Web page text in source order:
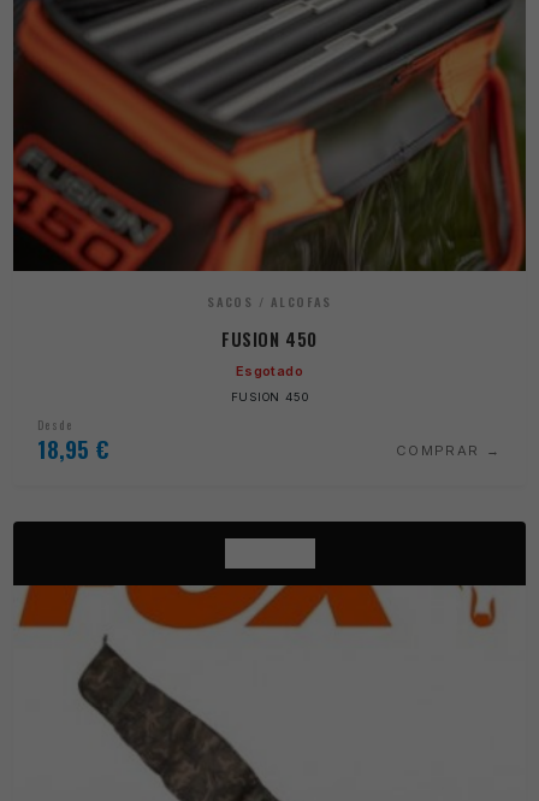
SACOS / ALCOFAS
FUSION 450
Esgotado
FUSION 450
Desde
18,95 € COMPRAR